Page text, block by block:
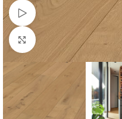
Watch video
Click to enlarge